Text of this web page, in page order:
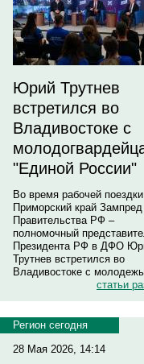
Юрий Трутнев
встретился во
Владивостоке с
"Единой России"
Во время рабочей
Приморский край Зампред
Правительства РФ –
полномочный
Президента РФ в ДФО
Трутнев встретился во
Владивостоке с
статьи
Регион сегодня
28 Мая 2026, 14:14